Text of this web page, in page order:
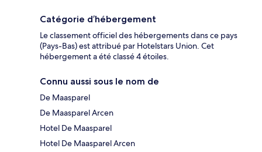
Catégorie d’hébergement
Le classement officiel des hébergements dans ce pays
(Pays-Bas) est attribué par Hotelstars Union. Cet
hébergement a été classé 4 étoiles.
Connu aussi sous le nom de
De Maasparel
De Maasparel Arcen
Hotel De Maasparel
Hotel De Maasparel Arcen